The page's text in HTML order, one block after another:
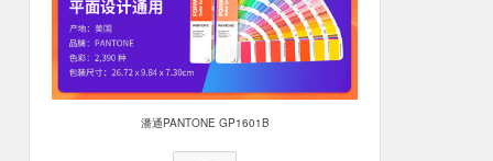
潘通PANTONE GP1601B